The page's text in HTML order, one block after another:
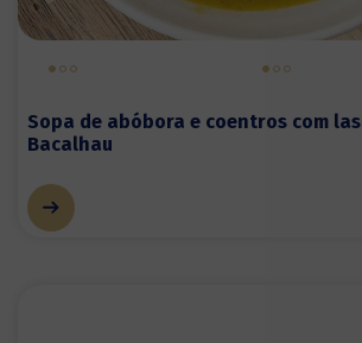
Sopa de abóbora e coentros com
Bacalhau